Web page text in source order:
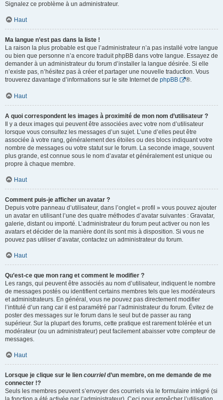
Signalez ce problème à un administrateur.
Haut
Ma langue n’est pas dans la liste !
La raison la plus probable est que l’administrateur n’a pas installé votre langue
ou bien que personne n’a encore traduit phpBB dans votre langue. Essayez de
demander à un administrateur du forum d’installer la langue désirée. Si elle
n’existe pas, n’hésitez pas à créer et partager une nouvelle traduction. Vous
trouverez davantage d’informations sur le site Internet de phpBB ®.
Haut
A quoi correspondent les images à proximité de mon nom d’utilisateur ?
Il y a deux images qui peuvent être associées avec votre nom d’utilisateur
lorsque vous consultez les messages d’un sujet. L’une d’elles peut être
associée à votre rang, généralement des étoiles ou des blocs indiquant votre
nombre de messages ou votre statut sur le forum. La seconde image, souvent
plus grande, est connue sous le nom d’avatar et généralement est unique ou
propre à chaque membre.
Haut
Comment puis-je afficher un avatar ?
Depuis votre panneau d’utilisateur, dans l’onglet « profil » vous pouvez ajouter
un avatar en utilisant l’une des quatre méthodes d’avatar suivantes : Gravatar,
galerie, distant ou importé. L’administrateur du forum peut activer ou non les
avatars et décider de la manière dont ils sont mis à disposition. Si vous ne
pouvez pas utiliser d’avatar, contactez un administrateur du forum.
Haut
Qu’est-ce que mon rang et comment le modifier ?
Les rangs, qui peuvent être associés au nom d’utilisateur, indiquent le nombre
de messages postés ou identifient certains membres tels que les modérateurs
et administrateurs. En général, vous ne pouvez pas directement modifier
l’intitulé d’un rang car il est paramétré par l’administrateur du forum. Évitez de
poster des messages sur le forum dans le seul but de passer au rang
supérieur. Sur la plupart des forums, cette pratique est rarement tolérée et un
modérateur (ou un administrateur) peut facilement abaisser votre compteur de
messages.
Haut
Lorsque je clique sur le lien courrield’un membre, on me demande de me
connecter !?
Seuls les membres peuvent s’envoyer des courriels via le formulaire intégré (si